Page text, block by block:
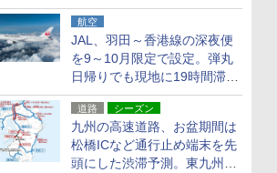
貨24種
航空
JAL、羽田～香港線の深夜便
を9～10月限定で設定。弾丸
日帰りでも現地に19時間滞在
できる
道路 シーズン
九州の高速道路、お盆期間は
松橋ICなど通行止め端末を先
頭にした渋滞予測。東九州道